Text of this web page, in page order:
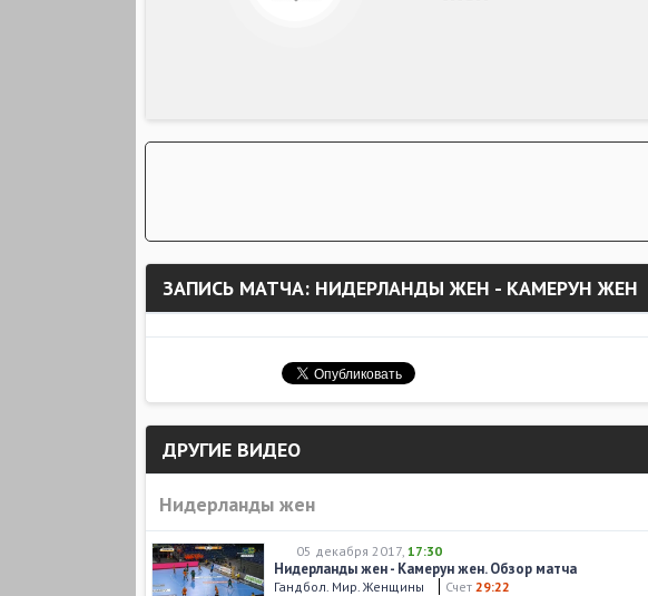
ЗАПИСЬ МАТЧА: НИДЕРЛАНДЫ ЖЕН - КАМЕРУН ЖЕН
ДРУГИЕ ВИДЕО
Нидерланды жен
05 декабря 2017, 17:30
Нидерланды жен - Камерун жен. Обзор матча
Гандбол. Мир. Женщины Счет 29:22